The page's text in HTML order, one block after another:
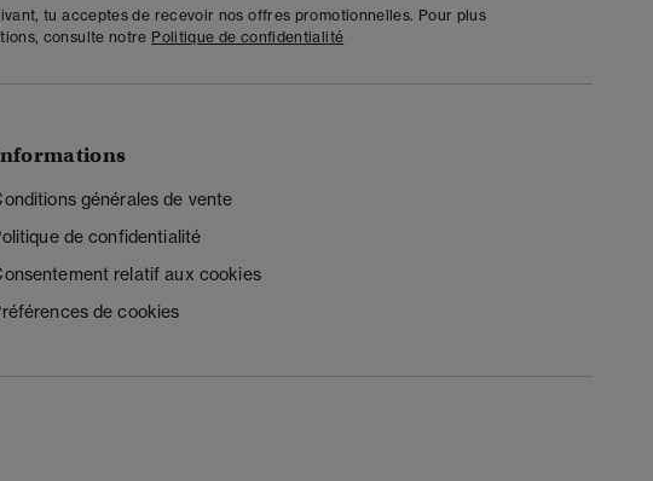
tu acceptes de recevoir nos offres promotionnelles. Pour plus
consulte notre Politique de confidentialité
générales de vente
de confidentialité
relatif aux cookies
de cookies